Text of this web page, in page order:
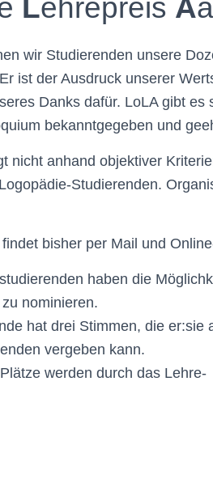
Lehrepreis A
wir Studierenden unsere
ist der Ausdruck unserer
Danks dafür. LoLA gibt
bekanntgegeben und
nicht anhand objektiver
Studierenden.
bisher per Mail und
haben die
nominieren.
hat drei Stimmen, die er:sie
vergeben kann.
werden durch das Lehre-